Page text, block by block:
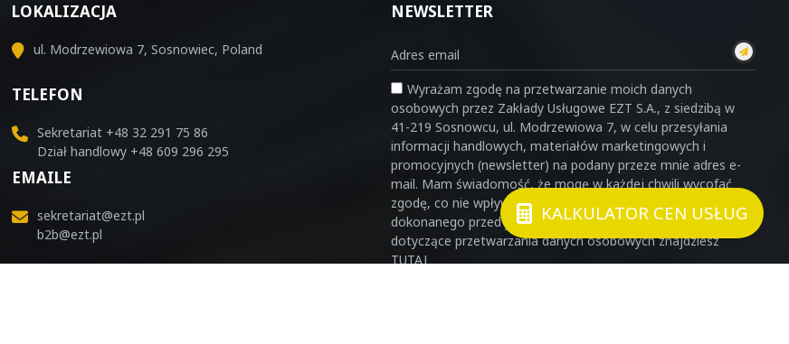
LOKALIZACJA
ul. Modrzewiowa 7, Sosnowiec, Poland
TELEFON
Sekretariat +48 32 291 75 86
Dział handlowy +48 609 296 295
EMAILE
sekretariat@ezt.pl
b2b@ezt.pl
NEWSLETTER
Wyrażam zgodę na przetwarzanie moich danych
osobowych przez Zakłady Usługowe EZT S.A., z siedzibą w
41-219 Sosnowcu, ul. Modrzewiowa 7, w celu przesyłania
informacji handlowych, materiałów marketingowych i
promocyjnych (newsletter) na podany przeze mnie adres e-
mail. Mam świadomość, że mogę w każdej chwili wycofać
zgodę, co nie wpływa na zgodność z prawem przetwarzania
dokonanego przed jej wycofaniem. Szczegółowe informacje
dotyczące przetwarzania danych osobowych znajdziesz
TUTAJ
KALKULATOR CEN USŁUG